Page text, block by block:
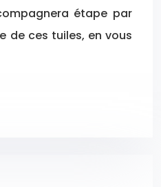
étape par
de ces tuiles, en vous